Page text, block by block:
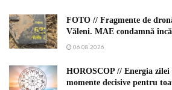
FOTO // Fragmente de
Văleni. MAE condamnă
06.08.2026
HOROSCOP // Energia
momente decisive pentru